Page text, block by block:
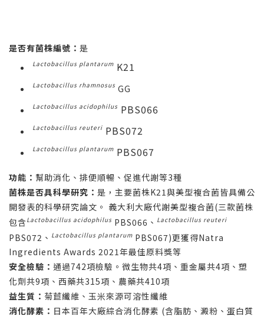
是否有菌株編號： 是
Lactobacillus plantarum K21
Lactobacillus rhamnosus GG
Lactobacillus acidophilus PBS066
Lactobacillus reuteri PBS072
Lactobacillus plantarum PBS067
功能： 幫助消化、排便順暢、促進代謝等3種
菌株是否具科學研究： 是，主要菌株K21與美型複合菌皆具備公
開發表的科學研究論文。 義大利大廠代謝美型複合菌(三款菌株
包含Lactobacillus acidophilus PBS066、 Lactobacillus reuteri
PBS072、 Lactobacillus plantarum PBS067)更獲得Natra
Ingredients Awards 2021年最佳原料獎等
安全檢驗： 通過742項檢驗。微生物共4項、重金屬共4項、塑
化劑共9項、西藥共315項、農藥共410項
益生質： 菊苣纖維、玉米來源可溶性纖維
消化酵素： 日本百年大廠綜合消化酵素 (含脂肪、澱粉、蛋白質